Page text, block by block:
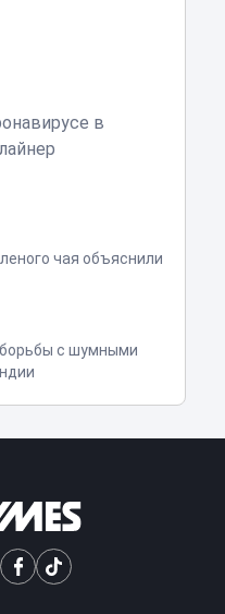
в
лайнер
чая объяснили
с шумными